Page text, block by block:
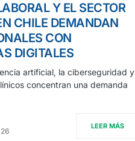
Y EL SECTOR
CHILE DEMANDAN
CON
DIGITALES
artificial, la ciberseguridad y
concentran una demanda
LEER MÁS